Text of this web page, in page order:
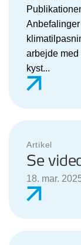
arbejde med
kyst...
Artikel
Se
18. mar.